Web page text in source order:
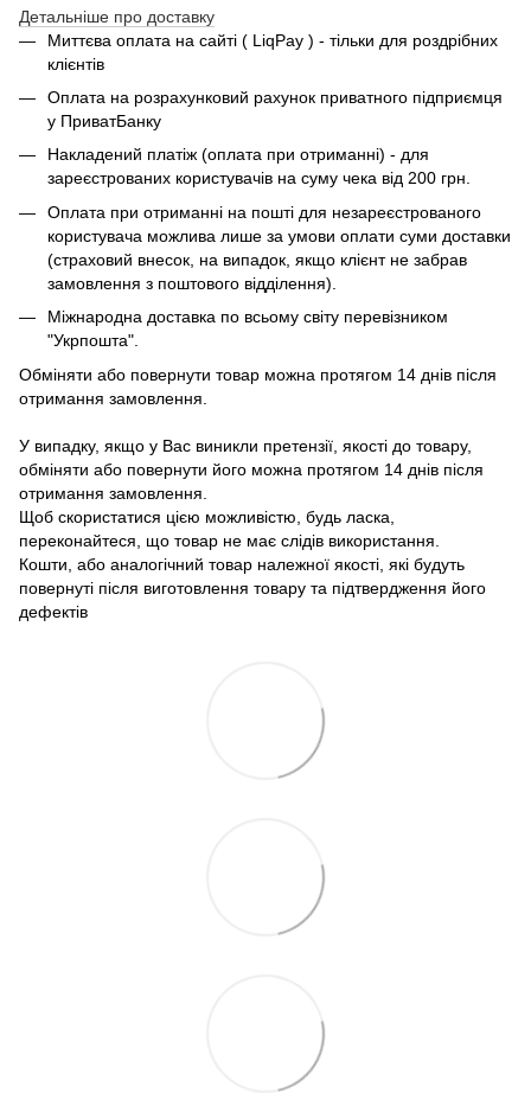
Детальніше про доставку
Миттєва оплата на сайті ( LiqPay ) - тільки для роздрібних
клієнтів
Оплата на розрахунковий рахунок приватного підприємця
у ПриватБанку
Накладений платіж (оплата при отриманні) - для
зареєстрованих користувачів на суму чека від 200 грн.
Оплата при отриманні на пошті для незареєстрованого
користувача можлива лише за умови оплати суми доставки
(страховий внесок, на випадок, якщо клієнт не забрав
замовлення з поштового відділення).
Міжнародна доставка по всьому світу перевізником
"Укрпошта".
Обміняти або повернути товар можна протягом 14 днів після
отримання замовлення.
У випадку, якщо у Вас виникли претензії, якості до товару,
обміняти або повернути його можна протягом 14 днів після
отримання замовлення.
Щоб скористатися цією можливістю, будь ласка,
переконайтеся, що товар не має слідів використання.
Кошти, або аналогічний товар належної якості, які будуть
повернуті після виготовлення товару та підтвердження його
дефектів